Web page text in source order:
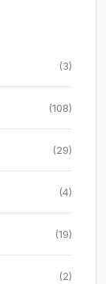
(3)
(108)
(29)
(4)
(19)
(2)